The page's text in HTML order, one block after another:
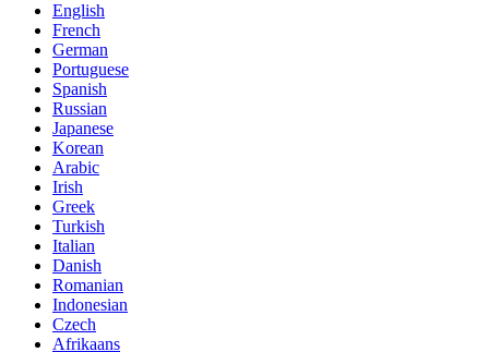
English
French
German
Portuguese
Spanish
Russian
Japanese
Korean
Arabic
Irish
Greek
Turkish
Italian
Danish
Romanian
Indonesian
Czech
Afrikaans